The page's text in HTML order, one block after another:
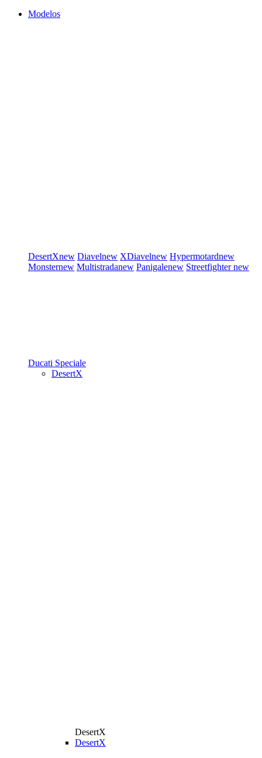
Modelos
DesertXnew Diavelnew XDiavelnew Hypermotardnew
Monsternew Multistradanew Panigalenew Streetfighternew
Ducati Speciale
DesertX
DesertX
DesertX